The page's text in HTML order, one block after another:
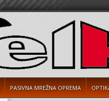
PASIVNA MREŽNA OPREMA